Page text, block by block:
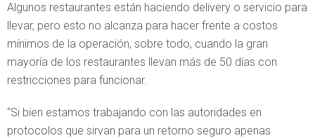
Algunos restaurantes están haciendo delivery o servicio para
llevar, pero esto no alcanza para hacer frente a costos
mínimos de la operación, sobre todo, cuando la gran
mayoría de los restaurantes llevan más de 50 días con
restricciones para funcionar.
“Si bien estamos trabajando con las autoridades en
protocolos que sirvan para un retorno seguro apenas